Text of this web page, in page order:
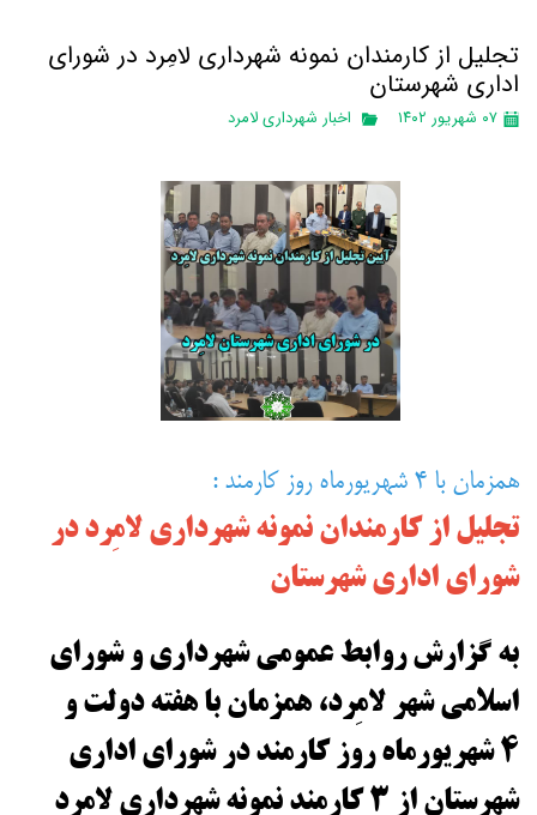
تجلیل از کارمندان نمونه شهرداری لامِرد در شورای
اداری شهرستان
۰۷ شهریور ۱۴۰۲ اخبار شهرداری لامرد
همزمان با ۴ شهریورماه روز کارمند :
تجلیل از کارمندان نمونه شهرداری لامِرد در
شورای اداری شهرستان
به گزارش روابط عمومی شهرداری و شورای
اسلامی شهر لامِرد، همزمان با هفته دولت و
۴ شهریورماه روز کارمند در شورای اداری
شهرستان از ۳ کارمند نمونه شهرداری لامِرد